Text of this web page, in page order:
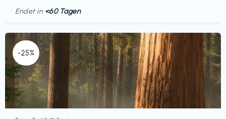
Endet in <60 Tagen
-25%